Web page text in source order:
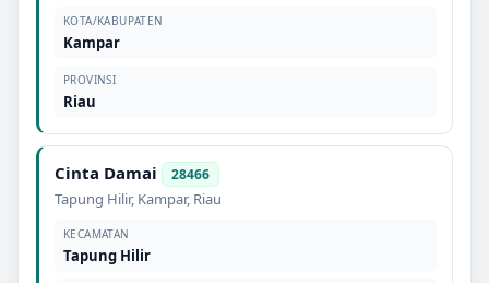
KOTA/KABUPATEN
Kampar
PROVINSI
Riau
Cinta Damai 28466
Tapung Hilir, Kampar, Riau
KECAMATAN
Tapung Hilir